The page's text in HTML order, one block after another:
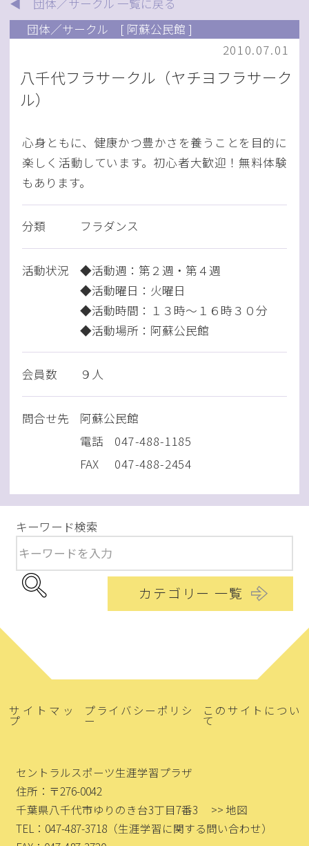
◀ 団体／サークル 一覧に戻る
団体／サークル
[ 阿蘇公民館 ]
2010.07.01
八千代フラサークル（ヤチヨフラサーク
ル）
心身ともに、健康かつ豊かさを養うことを目的に
楽しく活動しています。初心者大歓迎！無料体験
もあります。
分類 フラダンス
活動状況
◆活動週：第２週・第４週
◆活動曜日：火曜日
◆活動時間：１３時～１６時３０分
◆活動場所：阿蘇公民館
会員数 ９人
問合せ先
阿蘇公民館
電話
047-488-1185
FAX
047-488-2454
キーワード検索
カテゴリー 一覧
サイトマッ
プ
プライバシーポリシ
ー
このサイトについ
て
セントラルスポーツ生涯学習プラザ
住所：〒276-0042
千葉県八千代市ゆりのき台3丁目7番3
>> 地図
TEL：047-487-3718 （生涯学習に関する問い合わせ）